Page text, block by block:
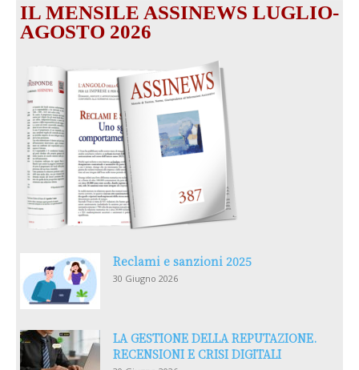
IL MENSILE ASSINEWS LUGLIO-
AGOSTO 2026
Reclami e sanzioni 2025
30 Giugno 2026
LA GESTIONE DELLA REPUTAZIONE.
RECENSIONI E CRISI DIGITALI